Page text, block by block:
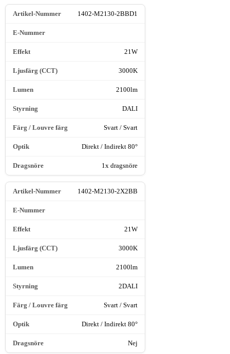
1402-M2130-2BBD1
21W
3000K
2100lm
DALI
Svart / Svart
Direkt / Indirekt 80°
1x dragsnöre
1402-M2130-2X2BB
21W
3000K
2100lm
2DALI
Svart / Svart
Direkt / Indirekt 80°
Nej